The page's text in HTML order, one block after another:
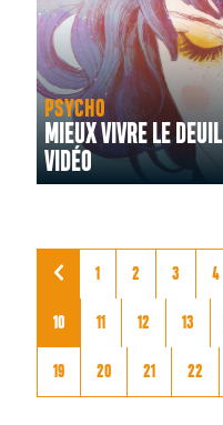
PSYCHO
MIEUX VIVRE LE
VIDÉO
1 2 3 4
10 11 12 13
19 20 21 22